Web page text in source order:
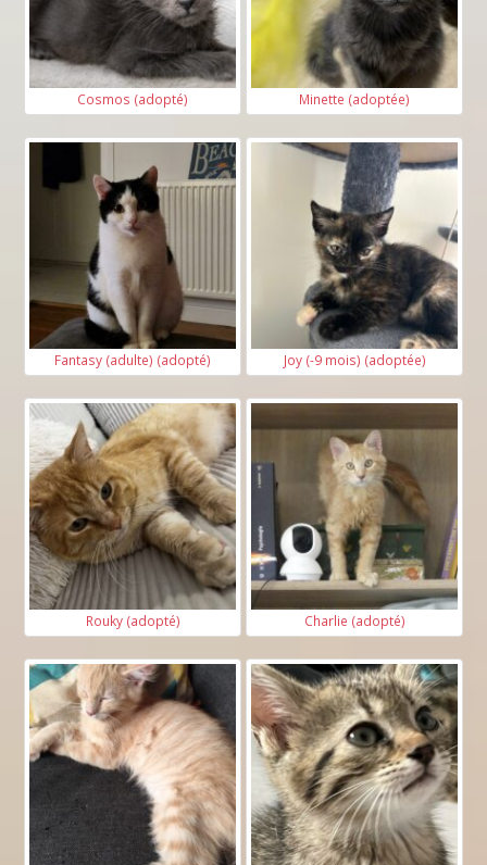
Cosmos (adopté) Minette (adoptée)
Fantasy (adulte) (adopté) Joy (-9 mois) (adoptée)
Rouky (adopté) Charlie (adopté)